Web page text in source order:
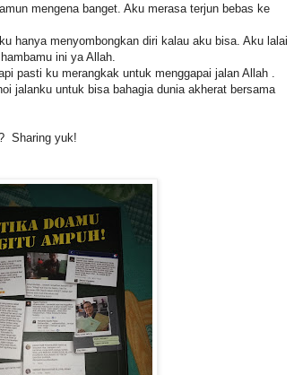
mengena banget. Aku merasa terjun bebas ke
hanya menyombongkan diri kalau aku bisa. Aku lalai
ini ya Allah.
pasti ku merangkak untuk menggapai jalan Allah .
jalanku untuk bisa bahagia dunia akherat bersama
Sharing yuk!